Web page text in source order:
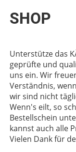
SHOP
Unterstütze das
geprüfte und
uns ein. Wir
Verständnis,
wir sind nicht
Wenn's eilt, so
Bestellschein
kannst auch alle
Vielen Dank für